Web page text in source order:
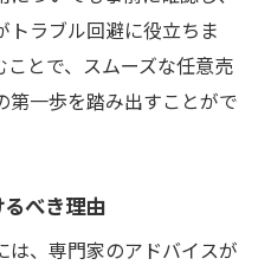
トラブル回避に役立ちま
とで、スムーズな任意売
一歩を踏み出すことがで
べき理由
、専門家のアドバイスが